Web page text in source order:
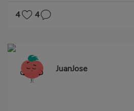
4 4
JuanJose